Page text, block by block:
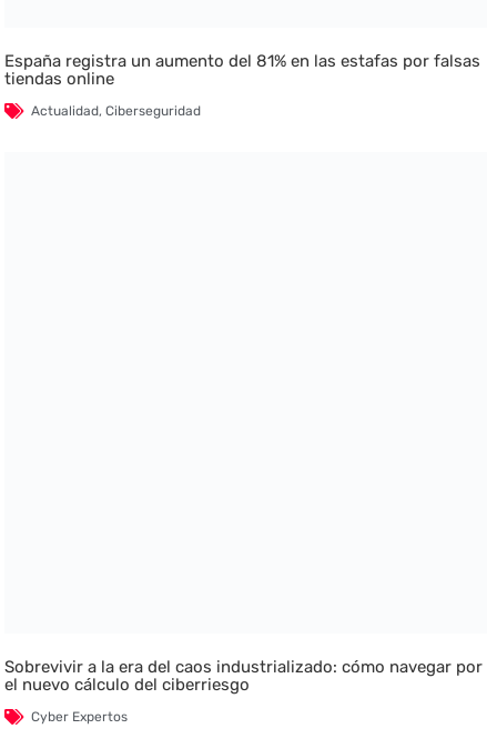
España registra un aumento del 81% en las estafas por falsas
tiendas online
Actualidad,Ciberseguridad
Sobrevivir a la era del caos industrializado: cómo navegar por
el nuevo cálculo del ciberriesgo
Cyber Expertos